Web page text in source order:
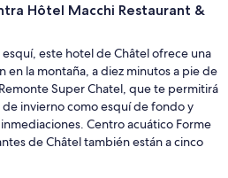
Hôtel Macchi Restaurant &
esquí, este hotel de Châtel ofrece una
en la montaña, a diez minutos a pie de
Super Chatel, que te permitirá
invierno como esquí de fondo y
Centro acuático Forme
de Châtel también están a cinco